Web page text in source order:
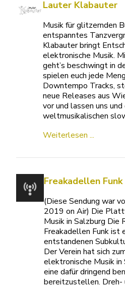
Lauter Klabauter
Musik für glitzernden
entspanntes
Klabauter bringt
elektronische Musik.
geht’s beschwingt in
spielen euch jede
Downtempo Tracks,
neue Releases aus
vor und lassen uns
weltmusikalischen
Weiterlesen ...
Freakadellen Funk
(Diese Sendung war
2019 on Air) Die
Musik in Salzburg Die
Freakadellen Funk ist
entstandenen
Der Verein hat sich
elektronische Musik in
eine dafür dringend
bereitzustellen.